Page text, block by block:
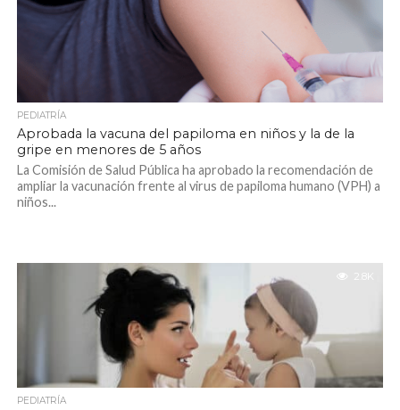
PEDIATRÍA
Aprobada la vacuna del papiloma en niños y la de la
gripe en menores de 5 años
La Comisión de Salud Pública ha aprobado la recomendación de
ampliar la vacunación frente al virus de papiloma humano (VPH) a
niños...
2.8K
PEDIATRÍA